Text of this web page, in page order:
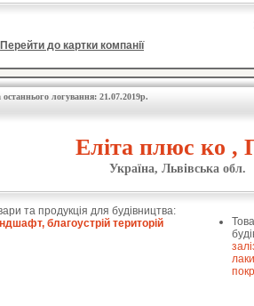
Перейти до картки компанії
останнього логування: 21.07.2019р.
Еліта плюс ко ,
Україна, Львівська обл.
та продукція для будівництва:
благоустрій територій